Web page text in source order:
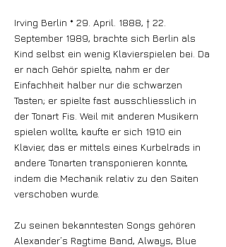
Irving Berlin * 29. April. 1888, † 22.
September 1989, brachte sich Berlin als
Kind selbst ein wenig Klavierspielen bei. Da
er nach Gehör spielte, nahm er der
Einfachheit halber nur die schwarzen
Tasten; er spielte fast ausschliesslich in
der Tonart Fis. Weil mit anderen Musikern
spielen wollte, kaufte er sich 1910 ein
Klavier, das er mittels eines Kurbelrads in
andere Tonarten transponieren konnte,
indem die Mechanik relativ zu den Saiten
verschoben wurde.
Zu seinen bekanntesten Songs gehören
Alexander’s Ragtime Band, Always, Blue